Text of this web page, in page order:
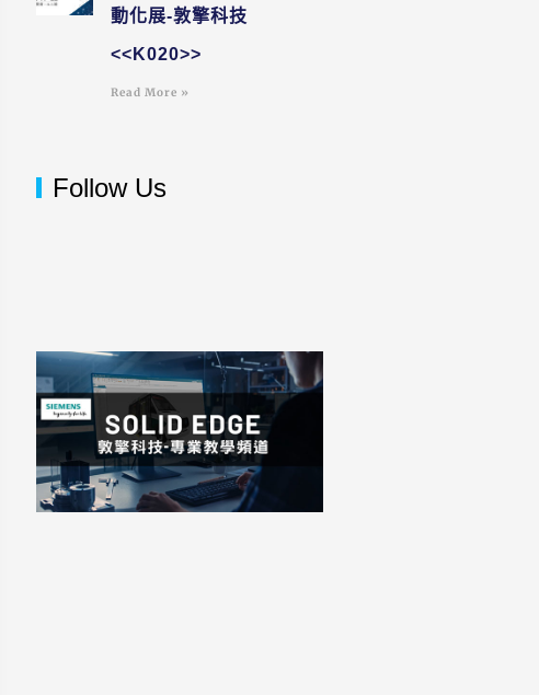
動化展-敦擎科技
<<K020>>
Read More »
Follow Us